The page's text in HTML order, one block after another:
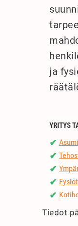
ja
YRITYS
✔
✔
✔
✔
✔
Tiedot